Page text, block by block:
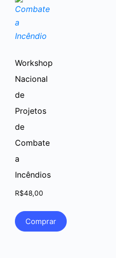
Workshop
Nacional
de
Projetos
de
Combate
a
Incêndios
R$48,00
Comprar